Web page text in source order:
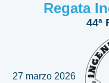
Regata
44ª
27 marzo 2026